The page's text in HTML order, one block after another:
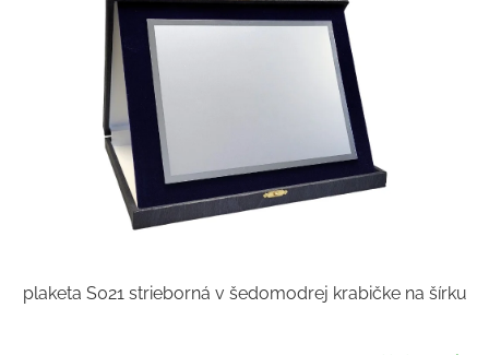
plaketa S021 strieborná v šedomodrej krabičke na šírku